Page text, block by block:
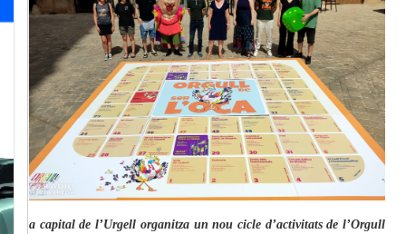
La capital de l’Urgell organitza un nou cicle d’activitats de l’Orgull